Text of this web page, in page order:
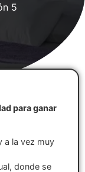
5
para ganar
a la vez muy
donde se